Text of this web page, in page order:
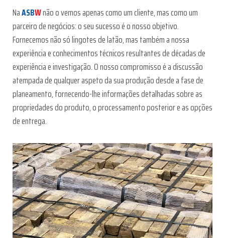
NaASBWnão o vemos apenas como um cliente, mas como um
parceiro de negócios: o seu sucesso é o nosso objetivo.
Fornecemos não só lingotes de latão, mas também a nossa
experiência e conhecimentos técnicos resultantes de décadas de
experiência e investigação. O nosso compromisso é a discussão
atempada de qualquer aspeto da sua produção desde a fase de
planeamento, fornecendo-lhe informações detalhadas sobre as
propriedades do produto, o processamento posterior e as opções
de entrega.